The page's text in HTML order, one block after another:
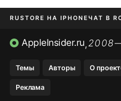
RUSTORE НА IPHONE ЧАТ В
AVITO НА IPHONEВТБ ОНЛАЙН
AppleInsider.ru,
Темы Авторы О
Реклама